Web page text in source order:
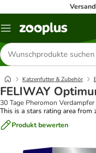
Menü
Produkte
suchen
Katzenfutter & Zubehör
FELIWAY
30 Tage Pheromon
This is a stars rating area from
Produkt bewerten